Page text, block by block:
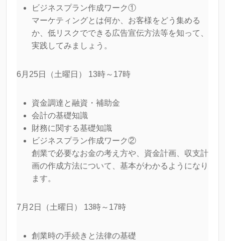
ビジネスプラン作成ワーク①
マーケティングとは何か、お客様をどう集める
か、低リスクでできる広告宣伝方法等を知って、
実践してみましょう。
6月25日（土曜日） 13時～17時
資金調達と融資・補助金
会計の基礎知識
財務に関する基礎知識
ビジネスプラン作成ワーク②
創業で必要なお金の考え方や、資金計画、収支計
画の作成方法について、基本がわかるようになり
ます。
7月2日（土曜日） 13時～17時
創業時の手続きと法律の基礎